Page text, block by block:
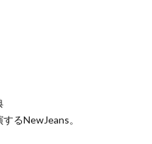
るNewJeans。